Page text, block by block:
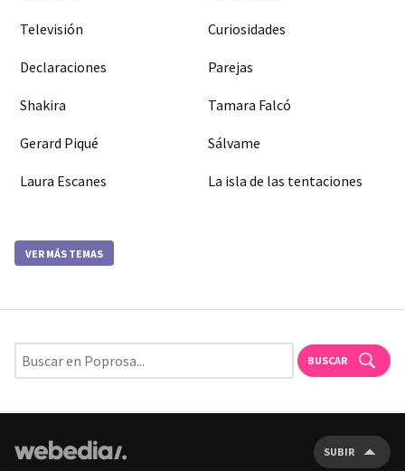
Televisión Curiosidades
Declaraciones Parejas
Shakira Tamara Falcó
Gerard Piqué Sálvame
Laura Escanes La isla de las tentaciones
VER MÁS TEMAS
BUSCAR
SUBIR